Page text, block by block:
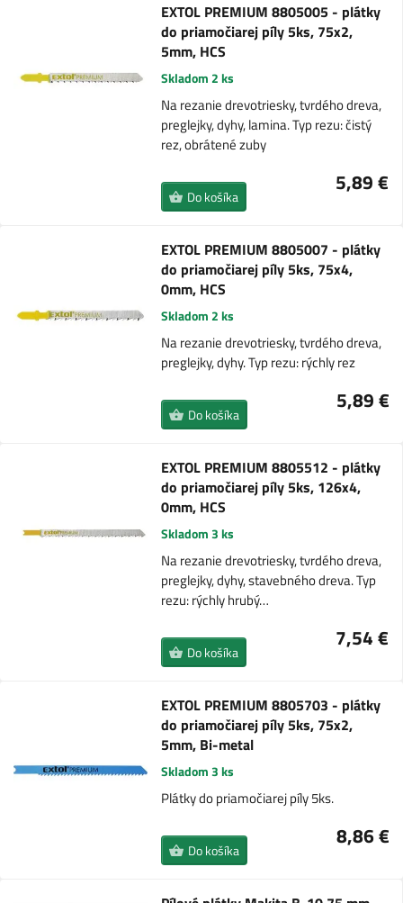
EXTOL PREMIUM 8805005 - plátky
do priamočiarej píly 5ks, 75x2,
5mm, HCS
Skladom 2 ks
Na rezanie drevotriesky, tvrdého dreva,
preglejky, dyhy, lamina. Typ rezu: čistý
rez, obrátené zuby
5,89 €
Do košíka
EXTOL PREMIUM 8805007 - plátky
do priamočiarej píly 5ks, 75x4,
0mm, HCS
Skladom 2 ks
Na rezanie drevotriesky, tvrdého dreva,
preglejky, dyhy. Typ rezu: rýchly rez
5,89 €
Do košíka
EXTOL PREMIUM 8805512 - plátky
do priamočiarej píly 5ks, 126x4,
0mm, HCS
Skladom 3 ks
Na rezanie drevotriesky, tvrdého dreva,
preglejky, dyhy, stavebného dreva. Typ
rezu: rýchly hrubý…
7,54 €
Do košíka
EXTOL PREMIUM 8805703 - plátky
do priamočiarej píly 5ks, 75x2,
5mm, Bi-metal
Skladom 3 ks
Plátky do priamočiarej píly 5ks.
8,86 €
Do košíka